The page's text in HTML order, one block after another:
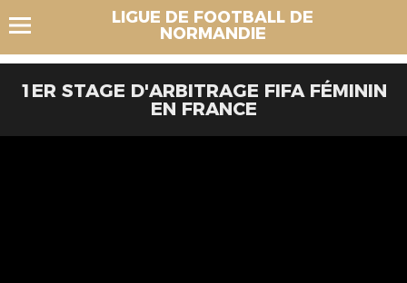
LIGUE DE FOOTBALL DE
NORMANDIE
1ER STAGE D'ARBITRAGE FIFA FÉMININ
EN FRANCE